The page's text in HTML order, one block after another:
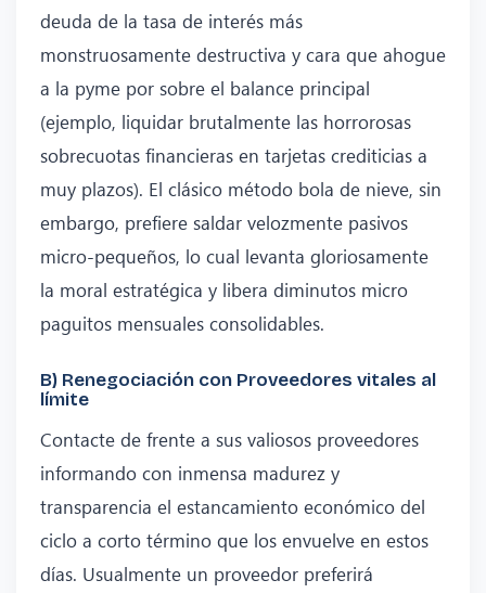
deuda de la tasa de interés más
monstruosamente destructiva y cara que ahogue
a la pyme por sobre el balance principal
(ejemplo, liquidar brutalmente las horrorosas
sobrecuotas financieras en tarjetas crediticias a
muy plazos). El clásico método bola de nieve, sin
embargo, prefiere saldar velozmente pasivos
micro-pequeños, lo cual levanta gloriosamente
la moral estratégica y libera diminutos micro
paguitos mensuales consolidables.
B) Renegociación con Proveedores vitales al
límite
Contacte de frente a sus valiosos proveedores
informando con inmensa madurez y
transparencia el estancamiento económico del
ciclo a corto término que los envuelve en estos
días. Usualmente un proveedor preferirá